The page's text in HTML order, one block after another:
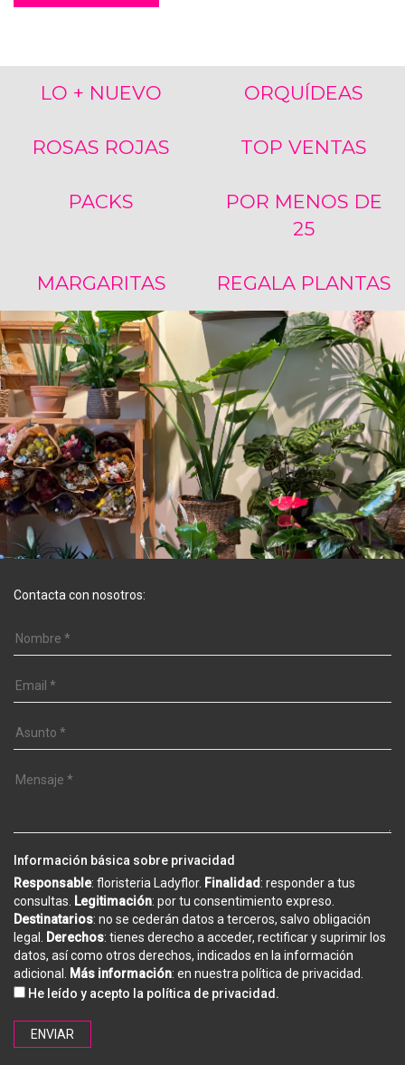
LO + NUEVO ORQUÍDEAS
ROSAS ROJAS TOP VENTAS
PACKS
POR MENOS DE
25
MARGARITAS REGALA PLANTAS
Contacta con nosotros:
Información básica sobre privacidad
Responsable: floristeria Ladyflor. Finalidad : responder a tus
consultas.
Legitimación: por tu consentimiento expreso.
Destinatarios: no se cederán datos a terceros, salvo obligación
legal.
Derechos: tienes derecho a acceder, rectificar y suprimir los
datos, así como otros derechos, indicados en la información
adicional.
Más información: en nuestra política de privacidad
He leído y acepto la política de privacidad .
ENVIAR